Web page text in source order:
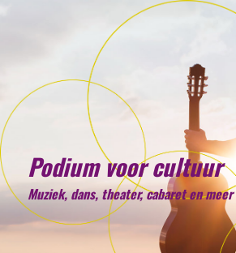
Podium voor cultuur
Muziek, dans, theater, cabaret en